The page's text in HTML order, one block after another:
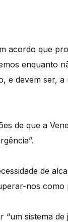
acordo que
enquanto
e devem ser,
de que a
de
nos
sistema